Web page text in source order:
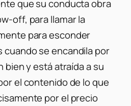
que su conducta obra
off, para llamar la
para esconder
cuando se encandila por
bien y está atraída a su
el contenido de lo que
por el precio